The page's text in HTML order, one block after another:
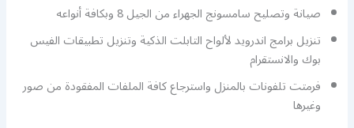
صيانة وتصليح سامسونج الجهراء من الجيل 8 وبكافة أنواعه
تنزيل برامج اندرويد لألواح التابلت الذكية وتنزيل تطبيقات الفيس
بوك والانستقرام
فرمتت تلفونات بالمنزل واسترجاع كافة الملفات المفقودة من صور
وغيرها